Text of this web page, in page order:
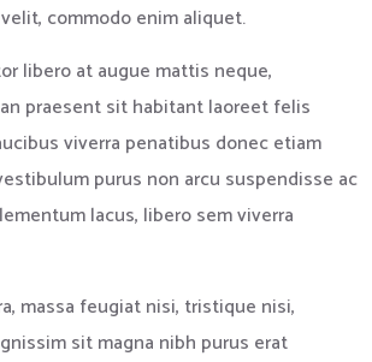
commodo enim aliquet.
libero at augue mattis neque,
praesent sit habitant laoreet felis
viverra penatibus donec etiam
purus non arcu suspendisse ac
lacus, libero sem viverra
massa feugiat nisi, tristique nisi,
sit magna nibh purus erat